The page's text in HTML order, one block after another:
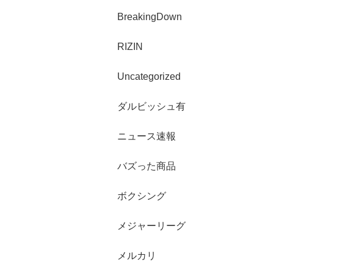
BreakingDown
RIZIN
Uncategorized
ダルビッシュ有
ニュース速報
バズった商品
ボクシング
メジャーリーグ
メルカリ